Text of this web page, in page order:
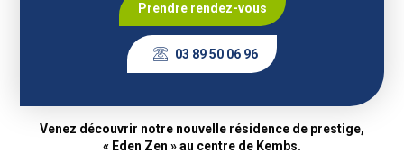
Prendre rendez-vous
03 89 50 06 96
Venez découvrir notre nouvelle résidence de prestige,
« Eden Zen » au centre de Kembs.